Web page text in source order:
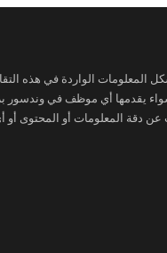
المعلومات الواردة في هذه
سواء يقدمها أي موظف في
المعلومات أو المحتوى أو